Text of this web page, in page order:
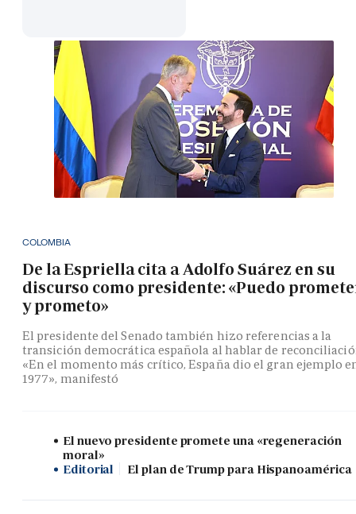
COLOMBIA
De la Espriella cita a Adolfo Suárez en su
discurso como presidente: «Puedo
y prometo»
El presidente del Senado también hizo referencias a la
transición democrática española al hablar de
«En el momento más crítico, España dio el gran ejemplo
1977», manifestó
El nuevo presidente promete una «regeneración
moral»
Editorial
El plan de Trump para Hispanoamérica